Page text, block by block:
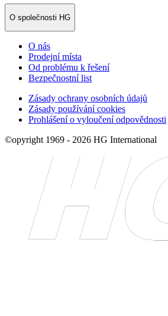
O společnosti HG
O nás
Prodejní místa
Od problému k řešení
Bezpečnostní list
Zásady ochrany osobních údajů
Zásady používání cookies
Prohlášení o vyloučení odpovědnosti
©opyright 1969 - 2026 HG International